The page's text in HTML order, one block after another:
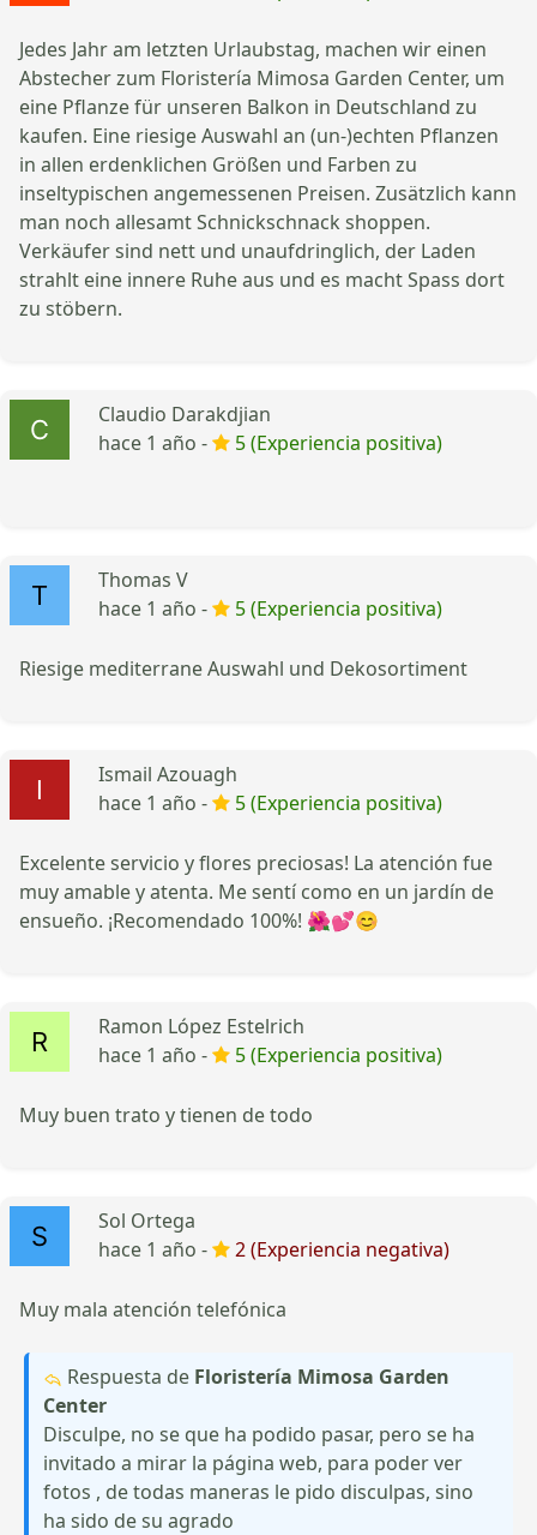
Jedes Jahr am letzten Urlaubstag, machen wir einen
Abstecher zum Floristería Mimosa Garden Center, um
eine Pflanze für unseren Balkon in Deutschland zu
kaufen. Eine riesige Auswahl an (un-)echten Pflanzen
in allen erdenklichen Größen und Farben zu
inseltypischen angemessenen Preisen. Zusätzlich kann
man noch allesamt Schnickschnack shoppen.
Verkäufer sind nett und unaufdringlich, der Laden
strahlt eine innere Ruhe aus und es macht Spass dort
zu stöbern.
Claudio Darakdjian
hace 1 año -
5 (Experiencia positiva)
Thomas V
hace 1 año -
5 (Experiencia positiva)
Riesige mediterrane Auswahl und Dekosortiment
Ismail Azouagh
hace 1 año -
5 (Experiencia positiva)
Excelente servicio y flores preciosas! La atención fue
muy amable y atenta. Me sentí como en un jardín de
ensueño. ¡Recomendado 100%! 🌺💕😊
Ramon López Estelrich
hace 1 año -
5 (Experiencia positiva)
Muy buen trato y tienen de todo
Sol Ortega
hace 1 año -
2 (Experiencia negativa)
Muy mala atención telefónica
Respuesta de Floristería Mimosa Garden
Center
Disculpe, no se que ha podido pasar, pero se ha
invitado a mirar la página web, para poder ver
fotos , de todas maneras le pido disculpas, sino
ha sido de su agrado